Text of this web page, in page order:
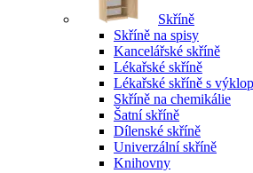
Skříně
Skříně na spisy
Kancelářské skříně
Lékařské skříně
Lékařské skříně s
Skříně na chemikálie
Šatní skříně
Dílenské skříně
Univerzální skříně
Knihovny